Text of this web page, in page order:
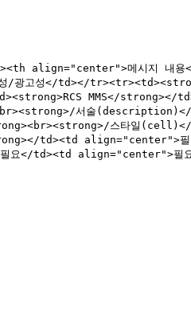
align="center">메시지 내
고성</td></
MMS</
서술
스타일
td><td align="center">
요</td><td align="center">필